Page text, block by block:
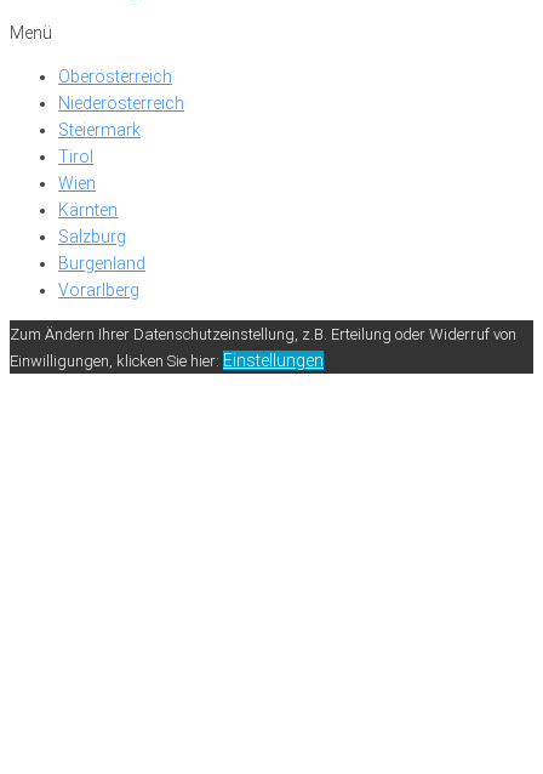
Menü
Oberösterreich
Niederösterreich
Steiermark
Tirol
Wien
Kärnten
Salzburg
Burgenland
Vorarlberg
Zum Ändern Ihrer Datenschutzeinstellung, z.B. Erteilung oder Widerruf von
Einwilligungen, klicken Sie hier: Einstellungen